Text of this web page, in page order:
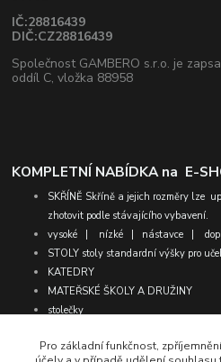
IČ:28816439
DIČ:CZ28816439
Společnost GAMBERO s.r.o. je
oddíl C, vložka 88958
KOMPLETNÍ NABÍDKA na E-
SKŘÍNĚ Skříně a jejich rozměry lze
zhotovit podle stávajícího vybavení.
vysoké
nízké nástavce |
STOLY stoly standardní výšky pro
KATEDRY
MATEŘSKÉ ŠKOLY A DRUŽINY
stolečky
molitany
Pro základní funkčnost,